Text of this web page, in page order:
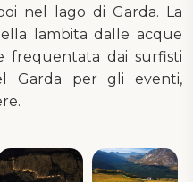
nel lago di Garda. La
lambita dalle acque
frequentata dai surfisti
Garda per gli eventi,